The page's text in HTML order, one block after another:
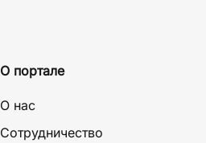
О портале
О нас
Сотрудничество